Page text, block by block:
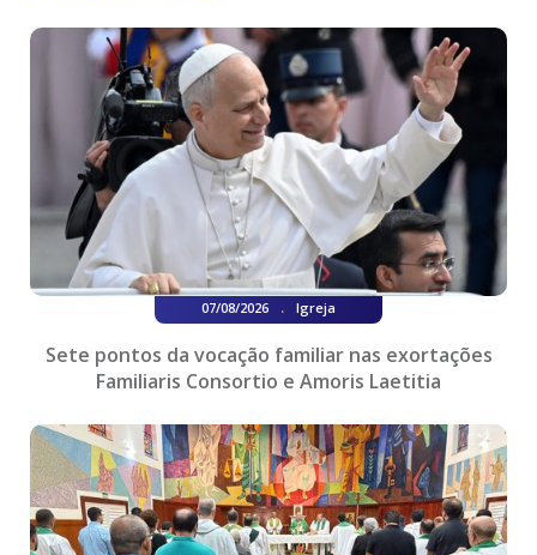
07/08/2026 . Igreja
Sete pontos da vocação familiar nas exortações
Familiaris Consortio e Amoris Laetitia